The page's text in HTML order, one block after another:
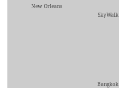
New Orleans
SkyWalk
Bangkok